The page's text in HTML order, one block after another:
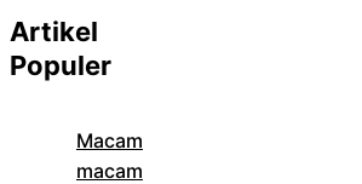
Artikel
Populer
Macam
macam